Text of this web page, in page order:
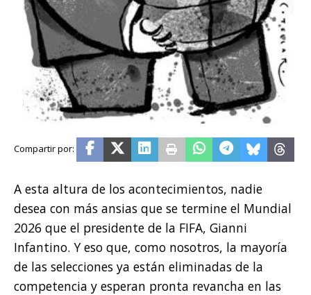
A esta altura de los acontecimientos, nadie
desea con más ansias que se termine el Mundial
2026 que el presidente de la FIFA, Gianni
Infantino. Y eso que, como nosotros, la mayoría
de las selecciones ya están eliminadas de la
competencia y esperan pronta revancha en las